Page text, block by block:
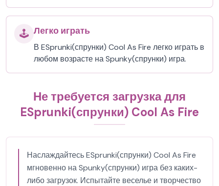
🕹️ Легко играть
В ESprunki(спрунки) Cool As Fire легко играть в
любом возрасте на Spunky(спрунки) игра.
Не требуется загрузка для
ESprunki(спрунки) Cool As Fire
Наслаждайтесь ESprunki(спрунки) Cool As Fire
мгновенно на Spunky(спрунки) игра без каких-
либо загрузок. Испытайте веселье и творчество